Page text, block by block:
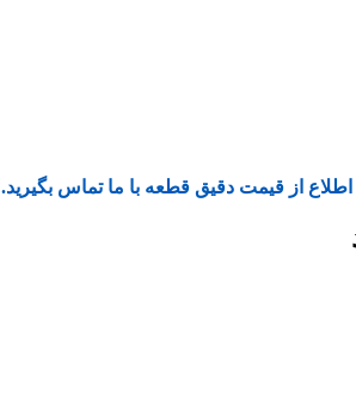
از قیمت دقیق قطعه با ما تماس بگیرید.